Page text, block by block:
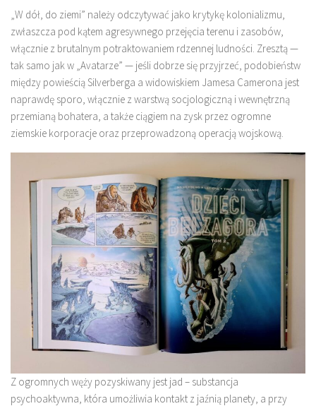
„W dół, do ziemi” należy odczytywać jako krytykę kolonializmu,
zwłaszcza pod kątem agresywnego przejęcia terenu i zasobów,
włącznie z brutalnym potraktowaniem rdzennej ludności. Zresztą —
tak samo jak w „Avatarze” — jeśli dobrze się przyjrzeć, podobieństw
między powieścią Silverberga a widowiskiem Jamesa Camerona jest
naprawdę sporo, włącznie z warstwą socjologiczną i wewnętrzną
przemianą bohatera, a także ciągiem na zysk przez ogromne
ziemskie korporacje oraz przeprowadzoną operacją wojskową.
Z ogromnych węży pozyskiwany jest jad – substancja
psychoaktywna, która umożliwia kontakt z jaźnią planety, a przy